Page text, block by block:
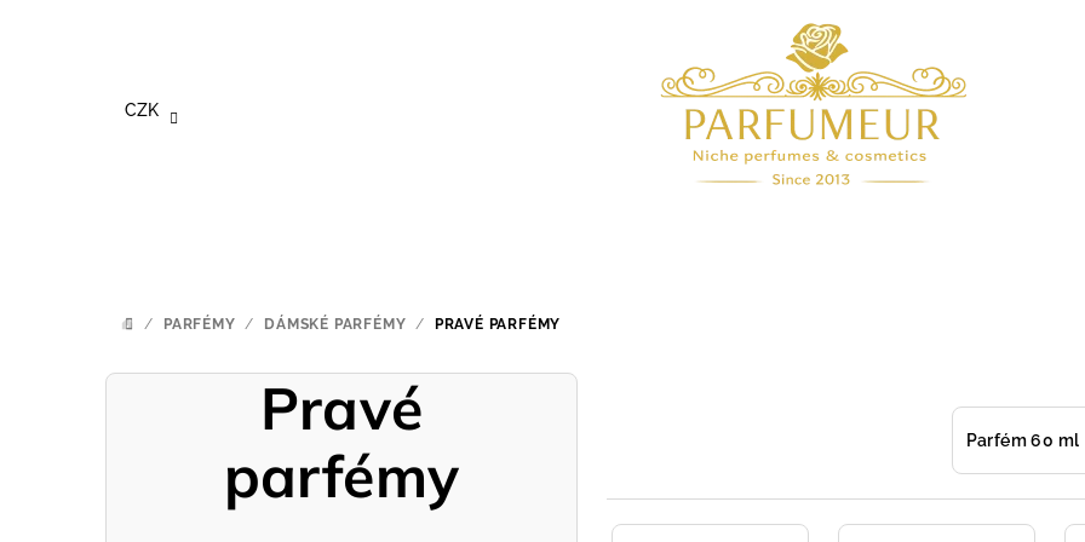
CZK
DOMŮ
/ PARFÉMY / DÁMSKÉ PARFÉMY / PRAVÉ PARFÉMY
Pravé
parfémy
Parfém 60 ml